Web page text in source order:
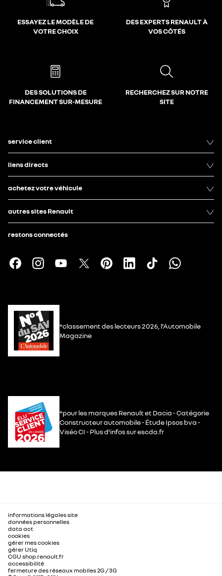
ESSAYEZ LE MODÈLE DE
VOTRE CHOIX
DES EXPERTS RENAULT À
VOS CÔTÉS
DES SOLUTIONS DE
FINANCEMENT SUR-MESURE
RECHERCHEZ SUR NOTRE
SITE
service client
liens directs
achetez votre véhicule
autres sites Renault
restons connectés
*classement des lecteurs 2026, l’Automobile
Magazine
*pour les marques Renault et Dacia - Catégorie
Constructeur automobile - Étude Ipsos bva -
Viséo CI - Plus d’infos sur escda.fr
informations légales site
données personnelles
data act
cookies
gérer mes cookies
gérer Utiq
CGU shop.renault.fr
accessibilité
fermeture des réseaux mobiles 2G / 3G